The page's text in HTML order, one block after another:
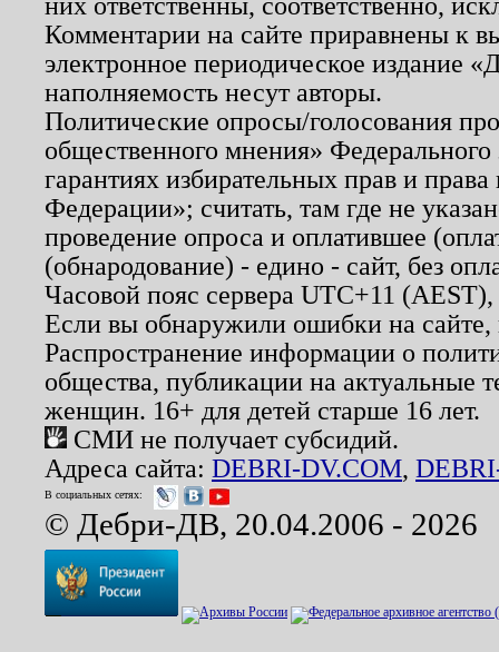
Комментарии на сайте приравнены к
электронное периодическое издание
наполняемость несут авторы.
Политические опросы/голосования
общественного мнения»
гарантиях избирательных прав и
Федерации»; считать, там где не
проведение опроса и оплатившее
(обнародование) - едино - сайт, без
Часовой пояс сервера UTC+11
Если вы обнаружили ошибки на
Распространение информации о
общества, публикации на актуальные
женщин. 16+ для детей старше 16 лет.
СМИ не получает субсидий.
Адреса сайта: DEBRI-DV.COM,
В социальных сетях:
© Дебри-ДВ, 20.04.2006 - 2026